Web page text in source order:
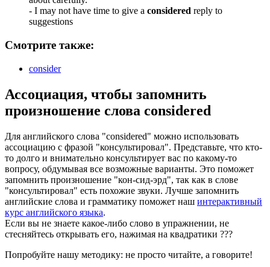
- I may not have time to give a considered reply to
suggestions
Смотрите также:
consider
Ассоциация, чтобы запомнить
произношение слова considered
Для английского слова "considered" можно использовать
ассоциацию с фразой "консультировал". Представьте, что кто-
то долго и внимательно консультирует вас по какому-то
вопросу, обдумывая все возможные варианты. Это поможет
запомнить произношение "кон-сид-эрд", так как в слове
"консультировал" есть похожие звуки. Лучше запомнить
английские слова и грамматику поможет наш интерактивный
курс английского языка.
Если вы не знаете какое-либо слово в упражнении, не
стесняйтесь открывать его, нажимая на квадратики ???
Попробуйте нашу методику: не просто читайте, а говорите!